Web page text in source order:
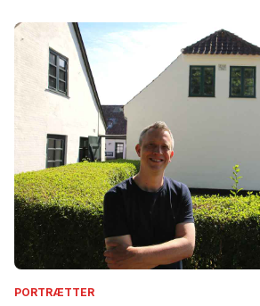
PORTRÆTTER